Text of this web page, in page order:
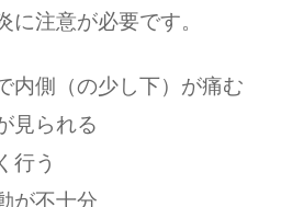
に注意が必要です。
内側（の少し下）が痛む
見られる
行う
が不十分